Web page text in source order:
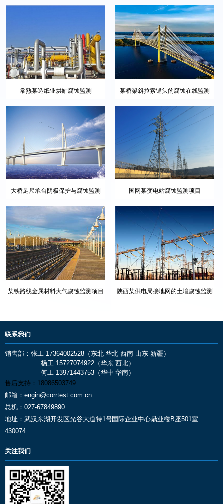
测
常熟某造纸业烘缸腐蚀监测 某桥梁斜拉索锚头的腐蚀在线监测
大桥足尺承台阴极保护与腐蚀监测 国网某变电站腐蚀监测项目
某铁路线金属材料大气腐蚀监测项目 陕西某供电局接地网的土壤腐蚀监测
联系我们
销售部：张工 17364002528（东北 华北 西南 山东 新疆）
杨工 15727074922（华东 西北）
何工 13971443753（华中 华南）
售后支持： 18086503749
邮箱： engin@corrtest.com.cn
总机： 027-67849890
地址： 武汉东湖开发区光谷大道特1号国际企业中心鼎业楼B座501室
430074
关注我们